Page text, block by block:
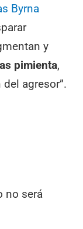
Byrna
y
pimienta,
agresor”.
no será